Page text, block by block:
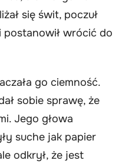
się świt, poczuł
postanowił wrócić do
go ciemność.
sobie sprawę, że
Jego głowa
suche jak papier
odkrył, że jest